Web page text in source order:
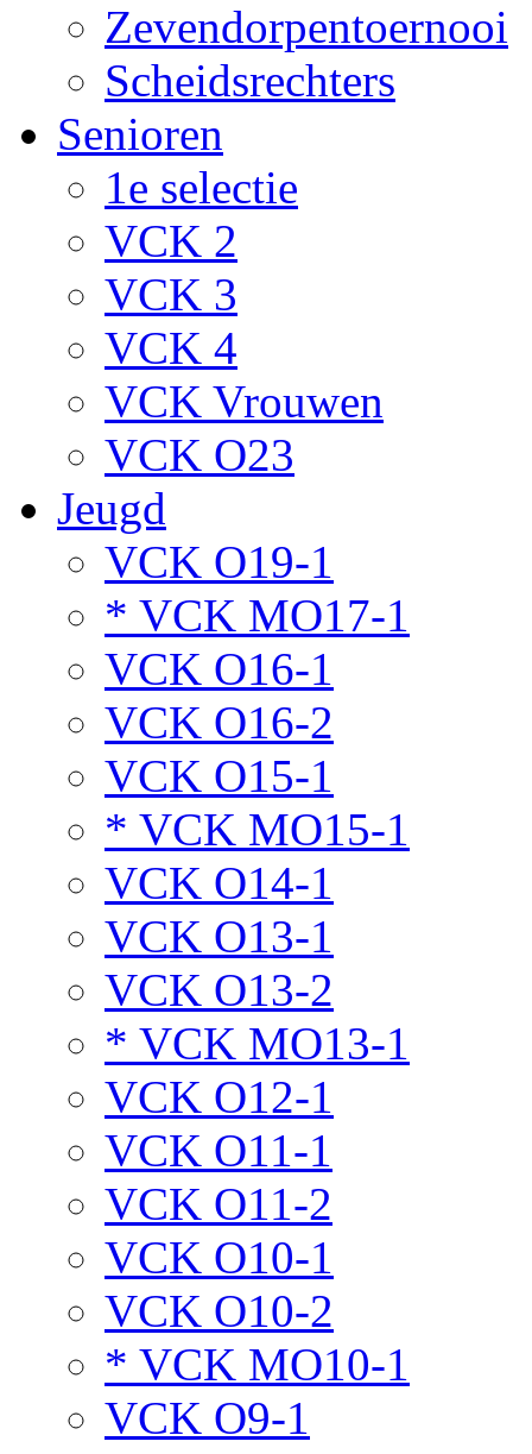
Zevendorpentoernooi
Scheidsrechters
Senioren
1e selectie
VCK 2
VCK 3
VCK 4
VCK Vrouwen
VCK O23
Jeugd
VCK O19-1
* VCK MO17-1
VCK O16-1
VCK O16-2
VCK O15-1
* VCK MO15-1
VCK O14-1
VCK O13-1
VCK O13-2
* VCK MO13-1
VCK O12-1
VCK O11-1
VCK O11-2
VCK O10-1
VCK O10-2
* VCK MO10-1
VCK O9-1